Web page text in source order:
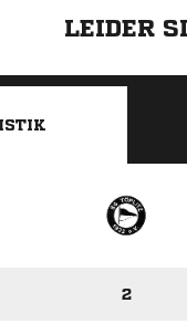
LEIDER
2